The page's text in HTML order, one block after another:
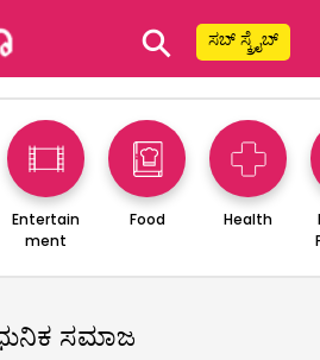
⚲ ಸಬ್ ಸ್ಕ್ರೈಬ್
Entertain
ment
Food Health
ಸಮಾಜ